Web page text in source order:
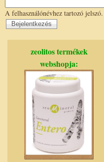
A felhasználónévhez tartozó jelszó.
zeolitos termékek
webshopja: